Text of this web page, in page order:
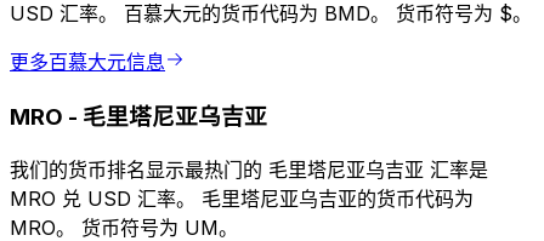
USD 汇率。 百慕大元的货币代码为 BMD。 货币符号为 $。
更多百慕大元信息
MRO - 毛里塔尼亚乌吉亚
我们的货币排名显示最热门的 毛里塔尼亚乌吉亚 汇率是
MRO 兑 USD 汇率。 毛里塔尼亚乌吉亚的货币代码为
MRO。 货币符号为 UM。